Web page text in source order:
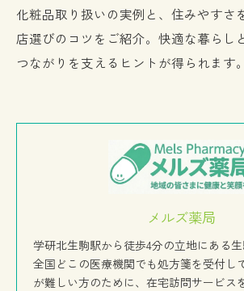
化粧品取り扱いの実例と、住みやすさ
店選びのコツをご紹介。快適な暮らし
つながりを支えるヒントが得られます。
メルズ薬局
学研北生駒駅から徒歩4分の立地にある生
全国どこの医療機関でも処方箋を受付し
が難しい方のために、在宅訪問サービス